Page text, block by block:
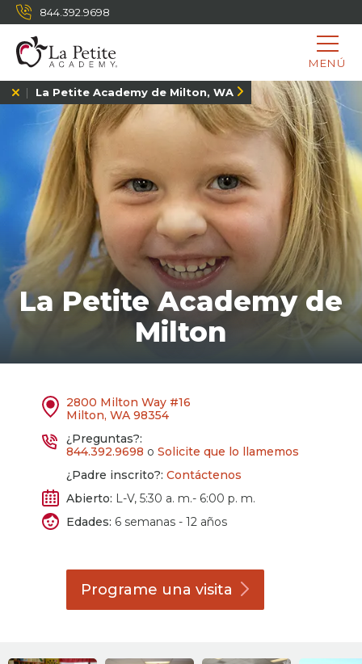
844.392.9698
MENÚ
La Petite Academy de Milton, WA
La Petite Academy de
Milton
2800 Milton Way #16
Milton, WA 98354
¿Preguntas?:
844.392.9698 o Solicite que lo llamemos
¿Padre inscrito?: Contáctenos
Abierto: L-V, 5:30 a. m.- 6:00 p. m.
Edades: 6 semanas - 12 años
Programe unavisita